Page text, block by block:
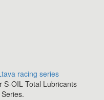
racing series
S-OIL Total Lubricants